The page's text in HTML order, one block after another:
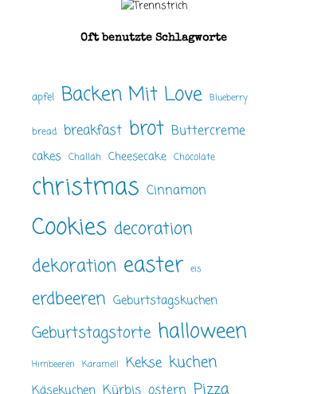
Oft benutzte Schlagworte
apfel Backen Mit Love Blueberry
bread breakfast brot Buttercreme
cakes Challah Cheesecake Chocolate
christmas Cinnamon
Cookies decoration
dekoration easter eis
erdbeeren Geburtstagskuchen
Geburtstagstorte halloween
Himbeeren Karamell Kekse kuchen